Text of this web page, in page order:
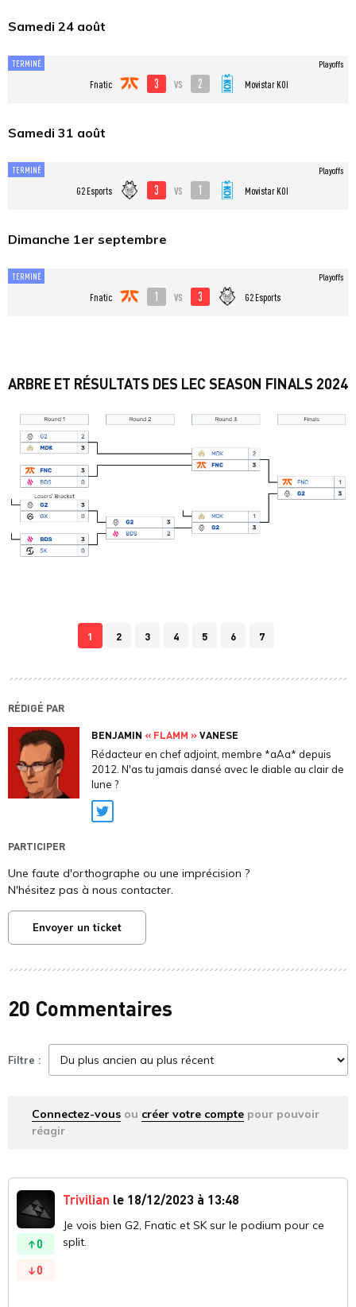
Samedi 24 août
TERMINÉ
Fnatic 3 vs 2 Movistar KOI
Playoffs
Samedi 31 août
TERMINÉ
G2 Esports 3 vs 1 Movistar KOI
Playoffs
Dimanche 1er septembre
TERMINÉ
Fnatic 1 vs 3 G2 Esports
Playoffs
ARBRE ET RÉSULTATS DES LEC SEASON FINALS 2024
1 2 3 4 5 6 7
RÉDIGÉ PAR
BENJAMIN « FLAMM »VANESE
Rédacteur en chef adjoint, membre *aAa* depuis
2012. N'as tu jamais dansé avec le diable au clair de
lune ?
Twitter
PARTICIPER
Une faute d'orthographe ou une imprécision ?
N'hésitez pas à nous contacter.
Envoyer un ticket
20 Commentaires
Filtre :
Connectez-vous ou créer votre compte pour pouvoir
réagir
0
0
Trivilian le 18/12/2023 à 13:48
Je vois bien G2, Fnatic et SK sur le podium pour ce
split.